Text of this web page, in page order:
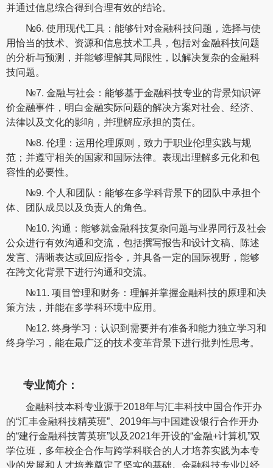
并通过信息综合得到合理有效的结论。
№6. 使用现代工具：能够针对金融科技问题，选择与使
用恰当的技术、资源和信息技术工具，包括对金融科技问题
的分析与预测，并能够理解其局限性，以解决复杂的金融科
技问题。
№7. 金融与社会：能够基于金融科技专业的背景知识评
价金融事件，明白金融实际问题的解决方案对社会、经济、
法律以及文化的影响，并理解应承担的责任。
№8. 伦理：运用伦理原则，致力于职业伦理实践与规
范；并遵守相关的国家和国际法律。表现出理解多元化和包
容性的必要性。
№9. 个人和团队：能够在多学科背景下的团队中承担个
体、团队成员以及负责人的角色。
№10. 沟通：能够就金融科技复杂问题与业界同行及社会
公众进行有效沟通和交流，包括撰写报告和设计文稿、陈述
发言、清晰表达或回应指令，并具备一定的国际视野，能够
在跨文化背景下进行沟通和交流。
№11. 项目管理和财务：理解并掌握金融科技的原理和决
策方法，并能在多学科环境中应用。
№12. 终身学习：认识到需要并有准备和能力独立学习和
终身学习，能在最广泛的技术变革背景下进行批判性思考。
专业简介：
金融科技本科专业源于2018年与汇丰科技中国合作开办
的“汇丰金融科技精英班”、2019年与中国建设银行合作开办
的“建行金融科技菁英班”以及2021年开设的“金融+计算机”双
学位班，多年校企合作与跨学科联合的人才培养实践为本专
业的发展和人才培养奠定了坚实的基础。金融科技专业以经